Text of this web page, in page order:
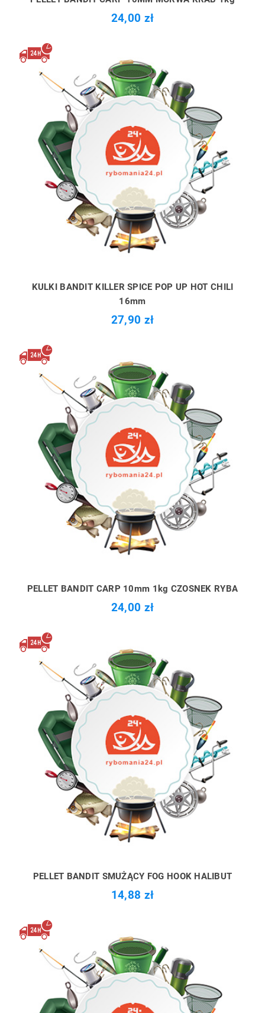
24,00 zł
KULKI BANDIT KILLER SPICE POP UP HOT CHILI
16mm
27,90 zł
PELLET BANDIT CARP 10mm 1kg CZOSNEK RYBA
24,00 zł
PELLET BANDIT SMUŻĄCY FOG HOOK HALIBUT
14,88 zł